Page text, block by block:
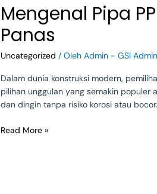
Mengenal Pipa
Panas
Uncategorized / OlehAdmin - GSI
Dalam dunia konstruksi modern,
pilihan unggulan yang semakin populer
dan dingin tanpa risiko korosi atau
Read More »